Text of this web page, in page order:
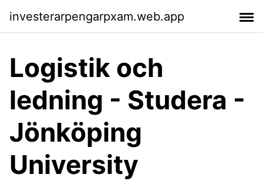
investerarpengarpxam.web.app
Logistik och
ledning - Studera -
Jönköping
University